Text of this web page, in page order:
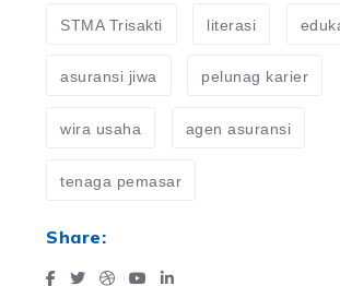
STMA Trisakti literasi
asuransi jiwa pelunag karier
wira usaha agen asuransi
tenaga pemasar
Share: